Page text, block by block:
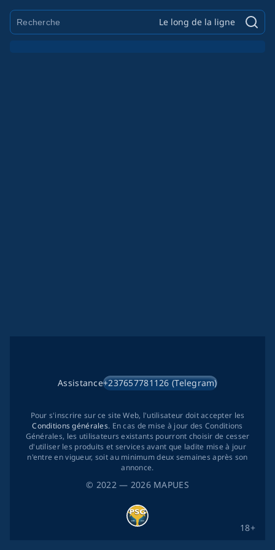
Le long de la ligne
© 2022— 2026 MAPUES
Assistance+237657781126 (Telegram)
18+
Pour s'inscrire sur ce site Web, l'utilisateur doit accepter les
Conditions générales. En cas de mise à jour des Conditions
Générales, les utilisateurs existants pourront choisir de cesser
d'utiliser les produits et services avant que ladite mise à jour
n'entre en vigueur, soit au minimum deux semaines après son
annonce.